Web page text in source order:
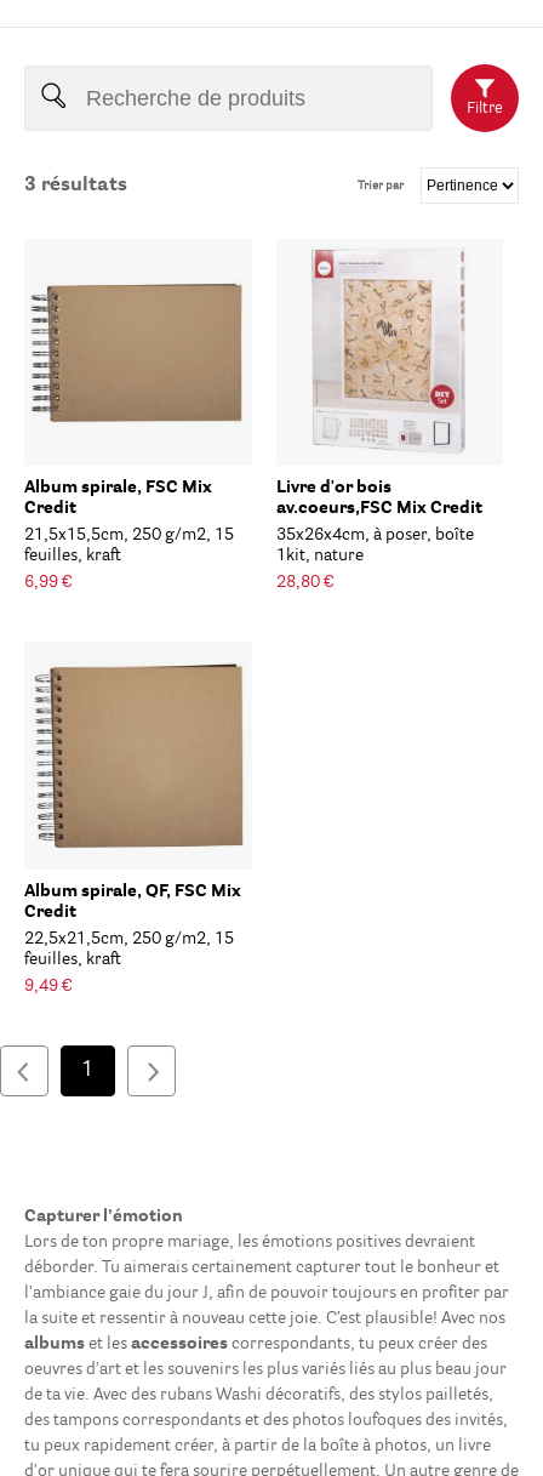
Filtre
3 résultats Trier par
Album spirale, FSC Mix
Credit
21,5x15,5cm, 250 g/m2, 15
feuilles, kraft
6,99 €
Livre d'or bois
av.coeurs,FSC Mix Credit
35x26x4cm, à poser, boîte
1kit, nature
28,80 €
Album spirale, QF, FSC Mix
Credit
22,5x21,5cm, 250 g/m2, 15
feuilles, kraft
9,49 €
1
Capturer l’émotion
Lors de ton propre mariage, les émotions positives devraient
déborder. Tu aimerais certainement capturer tout le bonheur et
l'ambiance gaie du jour J, afin de pouvoir toujours en profiter par
la suite et ressentir à nouveau cette joie. C’est plausible! Avec nos
albums et les accessoires correspondants, tu peux créer des
oeuvres d'art et les souvenirs les plus variés liés au plus beau jour
de ta vie. Avec des rubans Washi décoratifs, des stylos pailletés,
des tampons correspondants et des photos loufoques des invités,
tu peux rapidement créer, à partir de la boîte à photos, un livre
d'or unique qui te fera sourire perpétuellement. Un autre genre de